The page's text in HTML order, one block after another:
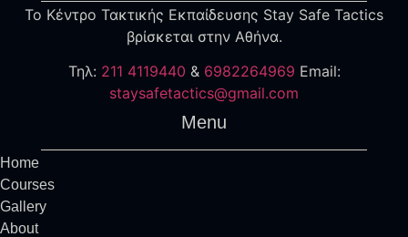
Το Κέντρο Τακτικής Εκπαίδευσης Stay Safe Tactics
βρίσκεται στην Αθήνα.
Τηλ: 211 4119440 & 6982264969 Εmail:
staysafetactics@gmail.com
Menu
Home
Courses
Gallery
About